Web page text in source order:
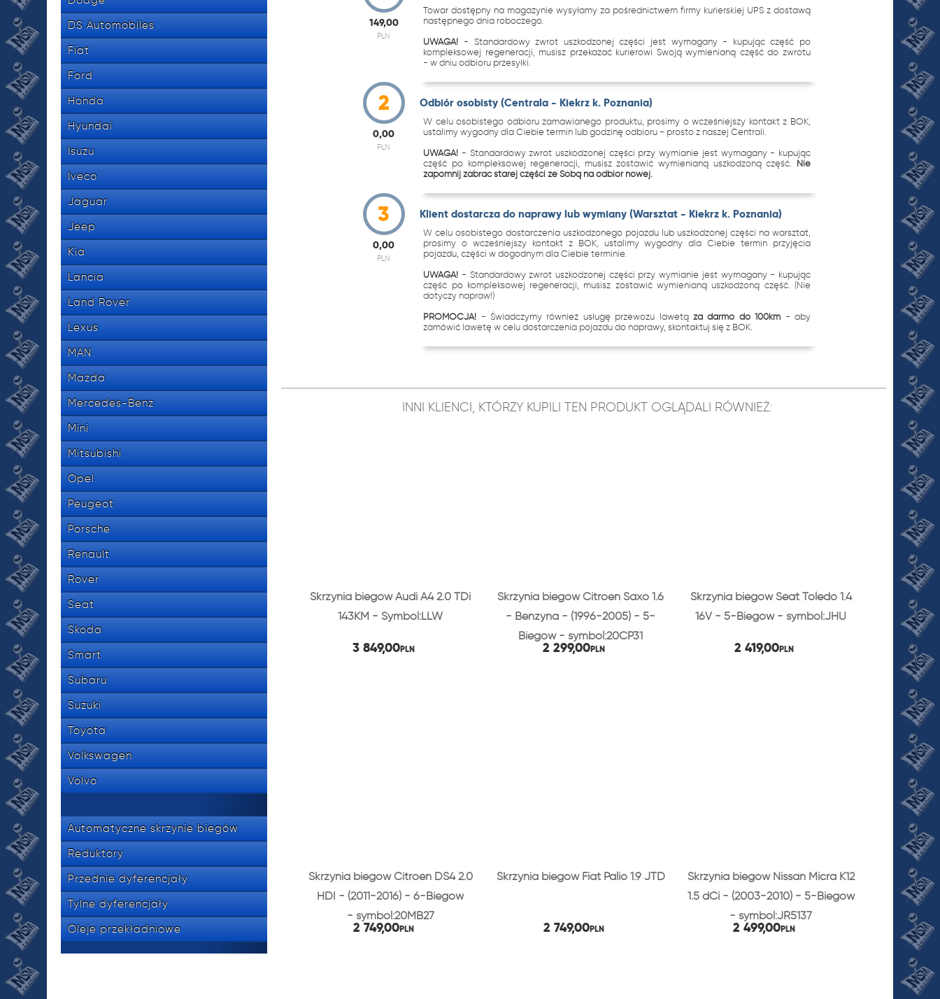
DS Automobiles
Fiat
Ford
Honda
Hyundai
Isuzu
Iveco
Jaguar
Jeep
Kia
Lancia
Land Rover
Lexus
MAN
Mazda
Mercedes-Benz
Mini
Mitsubishi
Opel
Peugeot
Porsche
Renault
Rover
Seat
Skoda
Smart
Subaru
Suzuki
Toyota
Volkswagen
Volvo
Automatyczne skrzynie biegów
Reduktory
Przednie dyferencjały
Tylne dyferencjały
Oleje przekładniowe
149,00
PLN
Towar dostępny na magazynie wysyłamy za pośrednictwem firmy kurierskiej UPS z dostawą
następnego dnia roboczego.
UWAGA! - Standardowy zwrot uszkodzonej części jest wymagany - kupując część po
kompleksowej regeneracji, musisz przekazać kurierowi Swoją wymienianą część do zwrotu
- w dniu odbioru przesyłki.
2
0,00
PLN
Odbiór osobisty (Centrala - Kiekrz k. Poznania)
W celu osobistego odbioru zamawianego produktu, prosimy o wcześniejszy kontakt z BOK,
ustalimy wygodny dla Ciebie termin lub godzinę odbioru - prosto z naszej Centrali.
UWAGA! - Standardowy zwrot uszkodzonej części przy wymianie jest wymagany - kupując
część po kompleksowej regeneracji, musisz zostawić wymienianą uszkodzoną część. Nie
zapomnij zabrać starej części ze Sobą na odbiór nowej.
3
0,00
PLN
Klient dostarcza do naprawy lub wymiany (Warsztat - Kiekrz k. Poznania)
W celu osobistego dostarczenia uszkodzonego pojazdu lub uszkodzonej części na warsztat,
prosimy o wcześniejszy kontakt z BOK, ustalimy wygodny dla Ciebie termin przyjęcia
pojazdu, części w dogodnym dla Ciebie terminie.
UWAGA! - Standardowy zwrot uszkodzonej części przy wymianie jest wymagany - kupując
część po kompleksowej regeneracji, musisz zostawić wymienianą uszkodzoną część. (Nie
dotyczy napraw!)
PROMOCJA! - Świadczymy również usługę przewozu lawetą za darmo do 100km - aby
zamówić lawetę w celu dostarczenia pojazdu do naprawy, skontaktuj się z BOK.
INNI KLIENCI, KTÓRZY KUPILI TEN PRODUKT OGLĄDALI RÓWNIEŻ:
Skrzynia biegów Audi A4 2.0 TDi
143KM - Symbol:LLW
3 849,00PLN
Skrzynia biegów Citroen Saxo 1.6
- Benzyna - (1996-2005) - 5-
Biegów - symbol:20CP31
2 299,00PLN
Skrzynia biegów Seat Toledo 1.4
16V - 5-Biegów - symbol:JHU
2 419,00PLN
Skrzynia biegów Citroen DS4 2.0
HDI - (2011-2016) - 6-Biegów
- symbol:20MB27
2 749,00PLN
Skrzynia biegów Fiat Palio 1.9 JTD
2 749,00PLN
Skrzynia biegów Nissan Micra K12
1.5 dCi - (2003-2010) - 5-Biegów
- symbol:JR5137
2 499,00PLN